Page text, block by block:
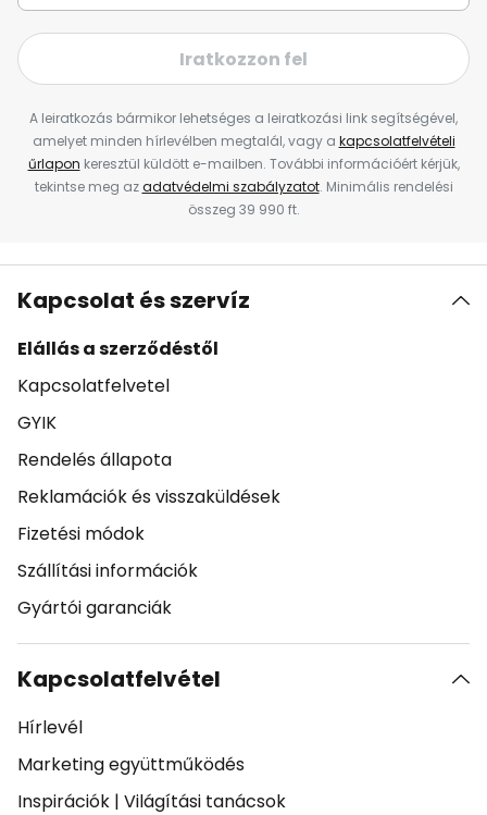
Iratkozzon fel
A leiratkozás bármikor lehetséges a leiratkozási link segítségével,
amelyet minden hírlevélben megtalál, vagy a kapcsolatfelvételi
űrlapon keresztül küldött e-mailben. További információért kérjük,
tekintse meg azadatvédelmi szabályzatot. Minimális rendelési
összeg 39 990 ft.
Kapcsolat és szervíz
Elállás a szerződéstől
Kapcsolatfelvetel
GYIK
Rendelés állapota
Reklamációk és visszaküldések
Fizetési módok
Szállítási információk
Gyártói garanciák
Kapcsolatfelvétel
Hírlevél
Marketing együttműködés
Inspirációk | Világítási tanácsok